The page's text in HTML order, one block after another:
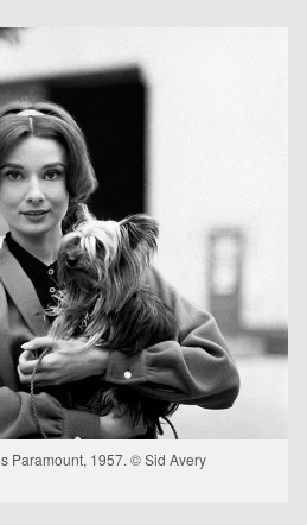
Paramount, 1957. © Sid Avery